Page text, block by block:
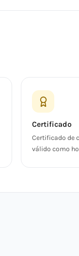
Certificado
Certificado de
válido como